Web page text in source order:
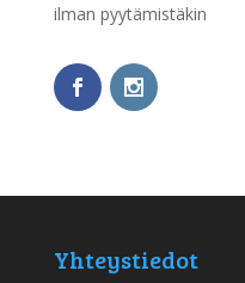
ilman pyytämistäkin
Yhteystiedot